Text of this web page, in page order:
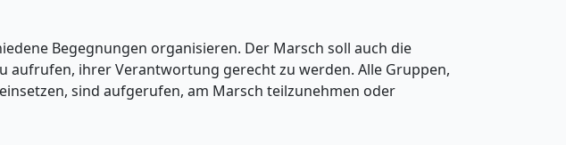
Begegnungen organisieren. Der Marsch soll auch die
aufrufen, ihrer Verantwortung gerecht zu werden. Alle Gruppen,
sind aufgerufen, am Marsch teilzunehmen oder